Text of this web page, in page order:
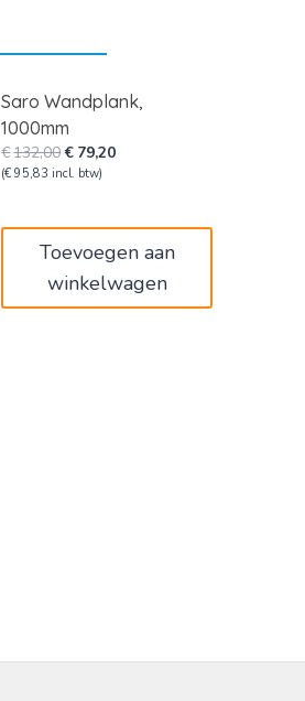
Saro Wandplank,
1000mm
€132,00Oorspronkelijke
prijs
€ 79,20Huidige
(€ 95,83 incl. btw)
Toevoegen aan
winkelwagen